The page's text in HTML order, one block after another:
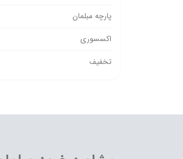
پارچه مبلمان
اکسسوری
تخفیف